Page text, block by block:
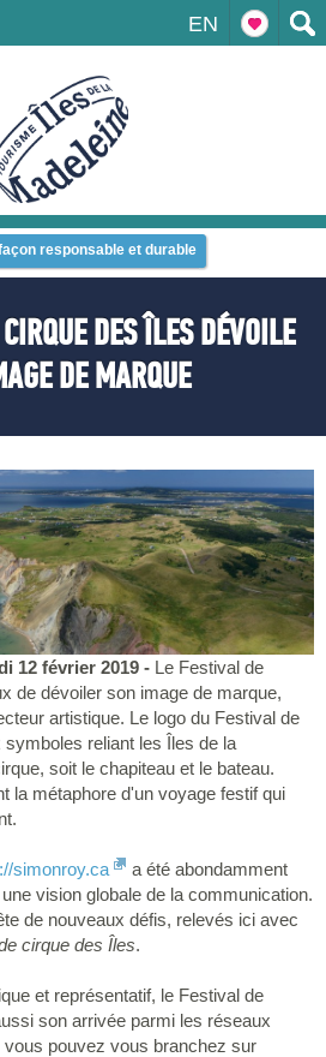
EN
responsable et durable
DES ÎLES DÉVOILE
DE MARQUE
12 février 2019 - Le Festival de
de dévoiler son image de marque,
artistique. Le logo du Festival de
reliant les Îles de la
soit le chapiteau et le bateau.
la métaphore d'un voyage festif qui
simonroy.ca
a été abondamment
vision globale de la communication.
de nouveaux défis, relevés ici avec
cirque des Îles.
et représentatif, le Festival de
son arrivée parmi les réseaux
pouvez vous branchez sur